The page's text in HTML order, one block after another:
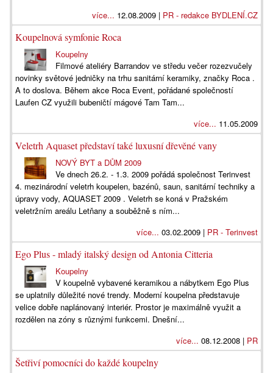
více... 12.08.2009 | PR - redakce BYDLENÍ.CZ
Koupelnová symfonie Roca
Koupelny
Filmové ateliéry Barrandov ve středu večer rozezvučely
novinky světové jedničky na trhu sanitární keramiky, značky Roca .
A to doslova. Během akce Roca Event, pořádané společností
Laufen CZ využili bubeničtí mágové Tam Tam...
více... 11.05.2009
Veletrh Aquaset představí také luxusní dřevěné vany
NOVÝ BYT a DŮM 2009
Ve dnech 26.2. - 1.3. 2009 pořádá společnost Terinvest
4. mezinárodní veletrh koupelen, bazénů, saun, sanitární techniky a
úpravy vody, AQUASET 2009 . Veletrh se koná v Pražském
veletržním areálu Letňany a souběžně s ním...
více... 03.02.2009 | PR - Terinvest
Ego Plus - mladý italský design od Antonia Citteria
Koupelny
V koupelně vybavené keramikou a nábytkem Ego Plus
se uplatnily důležité nové trendy. Moderní koupelna představuje
velice dobře naplánovaný interiér. Prostor je maximálně využit a
rozdělen na zóny s různými funkcemi. Dnešní...
více... 08.12.2008 | PR
Šetřiví pomocníci do každé koupelny